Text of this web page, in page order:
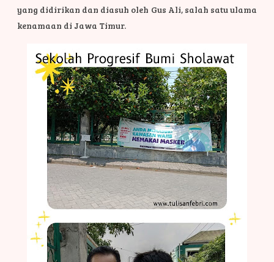
yang didirikan dan diasuh oleh Gus Ali, salah satu ulama
kenamaan di Jawa Timur.